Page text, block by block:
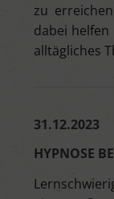
zu
dabei helfen
alltägliches
31.12.2023
HYPNOSE